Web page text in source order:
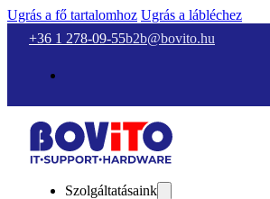
Ugrás a fő tartalomhoz Ugrás a lábléchez
+36 1 278-09-55b2b@bovito.hu
Szolgáltatásaink